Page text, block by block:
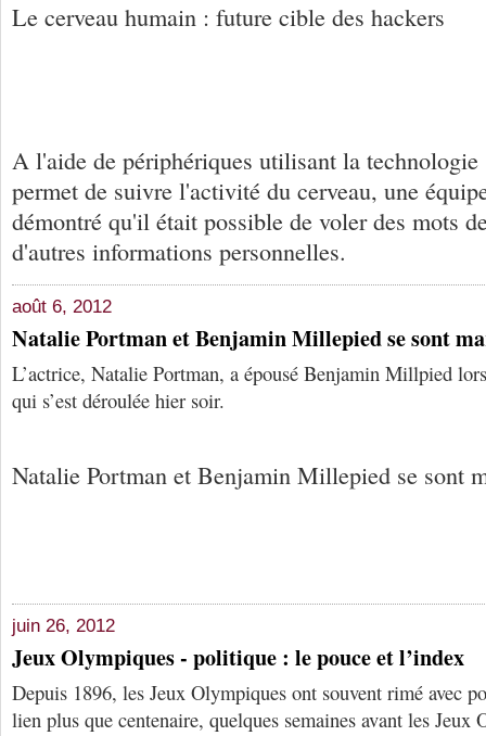
Le cerveau humain : future cible des hackers
A l'aide de périphériques utilisant la
permet de suivre l'activité du cerveau, une
démontré qu'il était possible de voler des mots
d'autres informations personnelles.
août 6, 2012
Natalie Portman et Benjamin Millepied se sont
L’actrice, Natalie Portman, a épousé Benjamin Millpied
qui s’est déroulée hier soir.
Natalie Portman et Benjamin Millepied se sont
juin 26, 2012
Jeux Olympiques - politique : le pouce et l’index
Depuis 1896, les Jeux Olympiques ont souvent rimé avec
lien plus que centenaire, quelques semaines avant les Jeux